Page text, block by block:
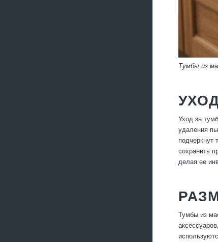
Тумбы из
Уход за
удаления
подчеркнут
сохранить
делая ее
Тумбы из